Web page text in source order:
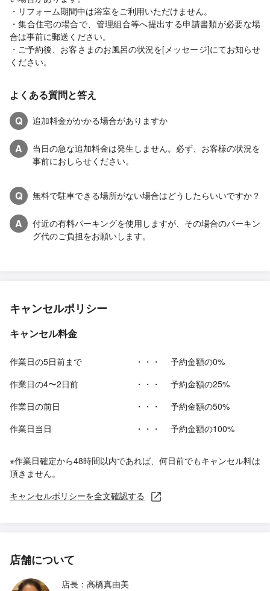
・リフォーム期間中は浴室をご利用いただけません。
・集合住宅の場合で、管理組合等へ提出する申請書類が必要な場
合は事前に郵送ください。
・ご予約後、お客さまのお風呂の状況を[メッセージ]にてお知らせ
ください。
よくある質問と答え
Q
追加料金がかかる場合がありますか
A
当日の急な追加料金は発生しません。必ず、お客様の状況を
事前におしらせください。
Q 無料で駐車できる場所がない場合はどうしたらいいですか？
A
付近の有料パーキングを使用しますが、その場合のパーキン
グ代のご負担をお願いします。
キャンセルポリシー
キャンセル料金
作業日の5日前まで ・・・
予約金額の0%
作業日の4〜2日前
・・・
予約金額の25%
作業日の前日
・・・
予約金額の50%
作業日当日
・・・ 予約金額の100%
※作業日確定から48時間以内であれば、何日前でもキャンセル料は
頂きません。
キャンセルポリシーを全文確認する
店舗について
店長：高橋真由美